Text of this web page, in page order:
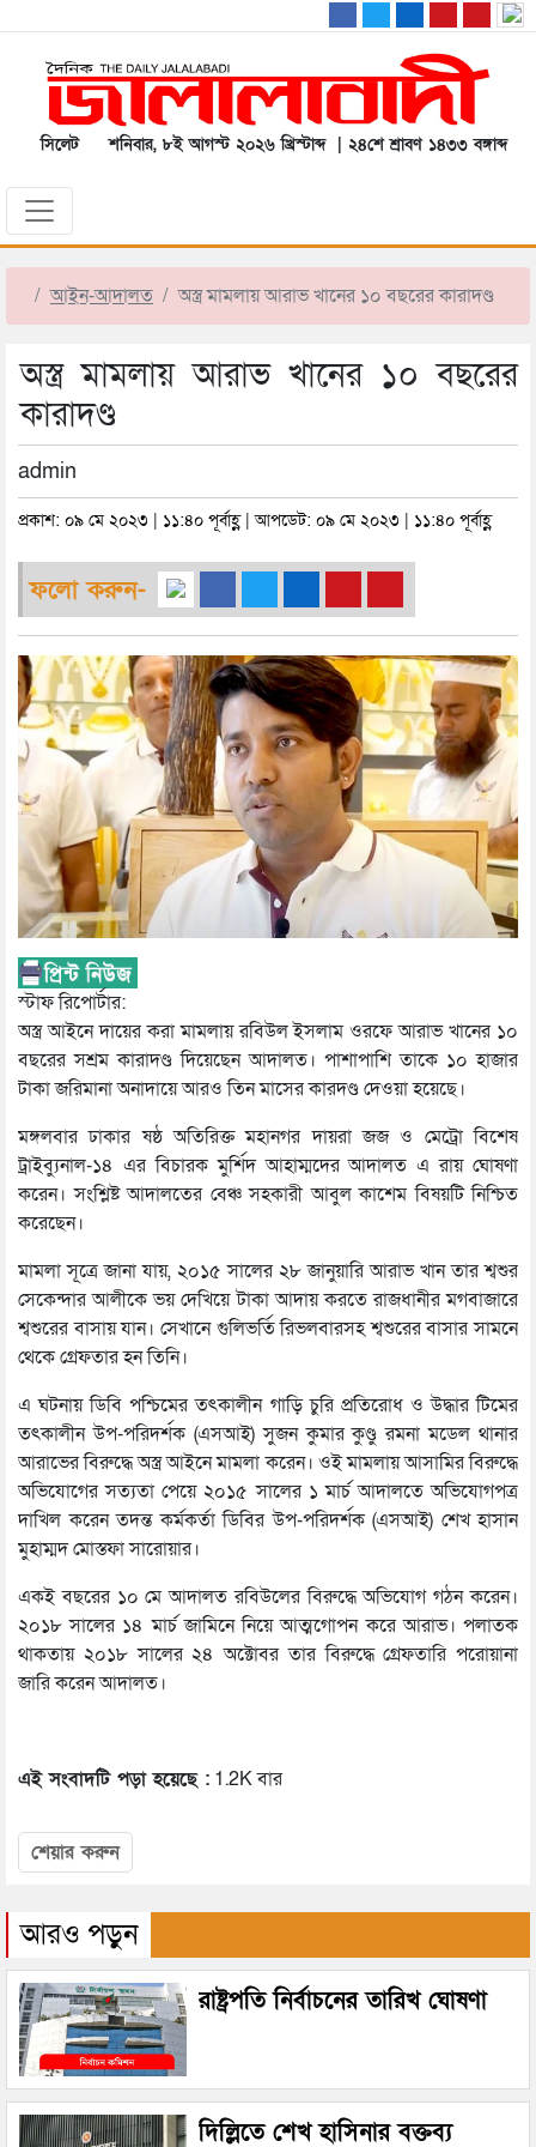
সিলেট শনিবার, ৮ই আগস্ট ২০২৬ খ্রিস্টাব্দ | ২৪শে শ্রাবণ ১৪৩৩ বঙ্গাব্দ
আইন-আদালত অস্ত্র মামলায় আরাভ খানের ১০ বছরের কারাদণ্ড
অস্ত্র মামলায় আরাভ খানের ১০ বছরের
কারাদণ্ড
admin
প্রকাশ: ০৯ মে ২০২৩ | ১১:৪০ পূর্বাহ্ণ | আপডেট: ০৯ মে ২০২৩ | ১১:৪০ পূর্বাহ্ণ
ফলো করুন-
স্টাফ রিপোর্টার:
অস্ত্র আইনে দায়ের করা মামলায় রবিউল ইসলাম ওরফে আরাভ খানের ১০
বছরের সশ্রম কারাদণ্ড দিয়েছেন আদালত। পাশাপাশি তাকে ১০ হাজার
টাকা জরিমানা অনাদায়ে আরও তিন মাসের কারদণ্ড দেওয়া হয়েছে।
মঙ্গলবার ঢাকার ষষ্ঠ অতিরিক্ত মহানগর দায়রা জজ ও মেট্রো বিশেষ
ট্রাইব্যুনাল-১৪ এর বিচারক মুর্শিদ আহাম্মদের আদালত এ রায় ঘোষণা
করেন। সংশ্লিষ্ট আদালতের বেঞ্চ সহকারী আবুল কাশেম বিষয়টি নিশ্চিত
করেছেন।
মামলা সূত্রে জানা যায়, ২০১৫ সালের ২৮ জানুয়ারি আরাভ খান তার শ্বশুর
সেকেন্দার আলীকে ভয় দেখিয়ে টাকা আদায় করতে রাজধানীর মগবাজারে
শ্বশুরের বাসায় যান। সেখানে গুলিভর্তি রিভলবারসহ শ্বশুরের বাসার সামনে
থেকে গ্রেফতার হন তিনি।
এ ঘটনায় ডিবি পশ্চিমের তৎকালীন গাড়ি চুরি প্রতিরোধ ও উদ্ধার টিমের
তৎকালীন উপ-পরিদর্শক (এসআই) সুজন কুমার কুণ্ডু রমনা মডেল থানার
আরাভের বিরুদ্ধে অস্ত্র আইনে মামলা করেন। ওই মামলায় আসামির বিরুদ্ধে
অভিযোগের সত্যতা পেয়ে ২০১৫ সালের ১ মার্চ আদালতে অভিযোগপত্র
দাখিল করেন তদন্ত কর্মকর্তা ডিবির উপ-পরিদর্শক (এসআই) শেখ হাসান
মুহাম্মদ মোস্তফা সারোয়ার।
একই বছরের ১০ মে আদালত রবিউলের বিরুদ্ধে অভিযোগ গঠন করেন।
২০১৮ সালের ১৪ মার্চ জামিনে নিয়ে আত্মগোপন করে আরাভ। পলাতক
থাকতায় ২০১৮ সালের ২৪ অক্টোবর তার বিরুদ্ধে গ্রেফতারি পরোয়ানা
জারি করেন আদালত।
এই সংবাদটি পড়া হয়েছে : 1.2K বার
শেয়ার করুন
আরও পড়ুন
রাষ্ট্রপতি নির্বাচনের তারিখ ঘোষণা
দিল্লিতে শেখ হাসিনার বক্তব্য